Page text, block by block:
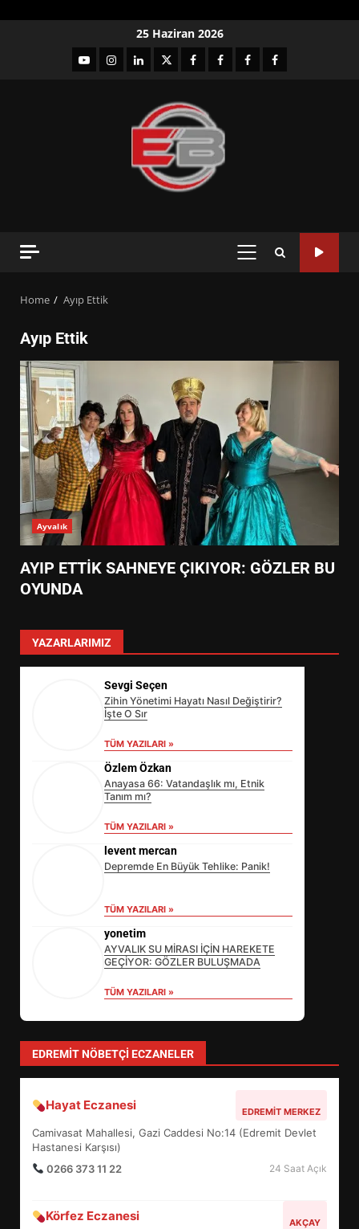
25 Haziran 2026
YouTubeInstagram
LinkedIntwitterfacebook-Facebook-
Facebook-Facebook-
PRIMARY
Home Ayıp Ettik
Ayıp Ettik
Ayvalık
AYIP ETTİK SAHNEYE ÇIKIYOR: GÖZLER BU
OYUNDA
YAZARLARIMIZ
Sevgi Seçen
Zihin Yönetimi Hayatı Nasıl Değiştirir?
İşte O Sır
TÜM YAZILARI »
Özlem Özkan
Anayasa 66: Vatandaşlık mı, Etnik
Tanım mı?
TÜM YAZILARI »
levent mercan
Depremde En Büyük Tehlike: Panik!
TÜM YAZILARI »
yonetim
AYVALIK SU MİRASI İÇİN HAREKETE
GEÇİYOR: GÖZLER BULUŞMADA
TÜM YAZILARI »
EDREMIT NÖBETÇI ECZANELER
Hayat Eczanesi EDREMIT MERKEZ
Camivasat Mahallesi, Gazi Caddesi No:14 (Edremit Devlet
Hastanesi Karşısı)
0266 373 11 22
24 Saat Açık
Körfez Eczanesi AKÇAY
3
EİB’DE KRİTİK ATAMA:
SÜRDÜRÜLEBİLİRLİKTE NE
4
EDREMİT’İN GURURU TÜRKİYE
FİNALİNDE NE BAŞARDI?
BALIKESİR MÜZELERİNDE SÜRE